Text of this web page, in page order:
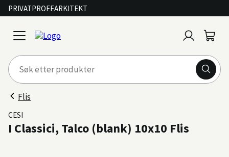
PRIVATPROFFARKITEKT
open
menu
inn
Flis
CESI
I Classici, Talco (blank) 10x10 Flis